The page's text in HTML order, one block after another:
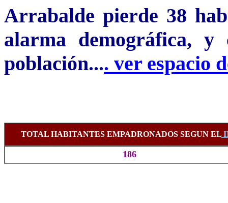
Arrabalde pierde 38
alarma demográfica,
población.... ver espacio
TOTAL HABITANTES EMPADRONADOS SEGUN EL
186